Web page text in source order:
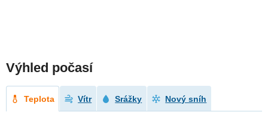
Výhled počasí
Teplota Vítr Srážky Nový sníh